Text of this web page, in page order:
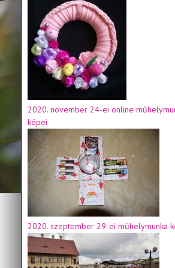
2020. november 24-ei online
képei
2020. szeptember 29-ei műhelymunka